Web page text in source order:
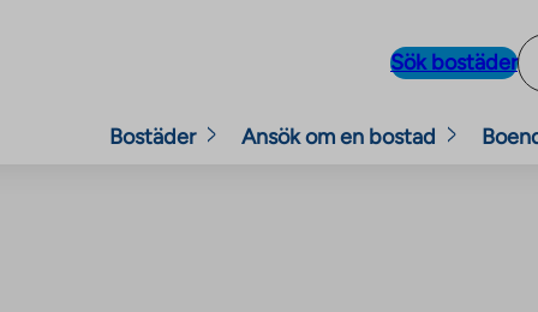
Sök bostäder
Bostäder Ansök om en bostad